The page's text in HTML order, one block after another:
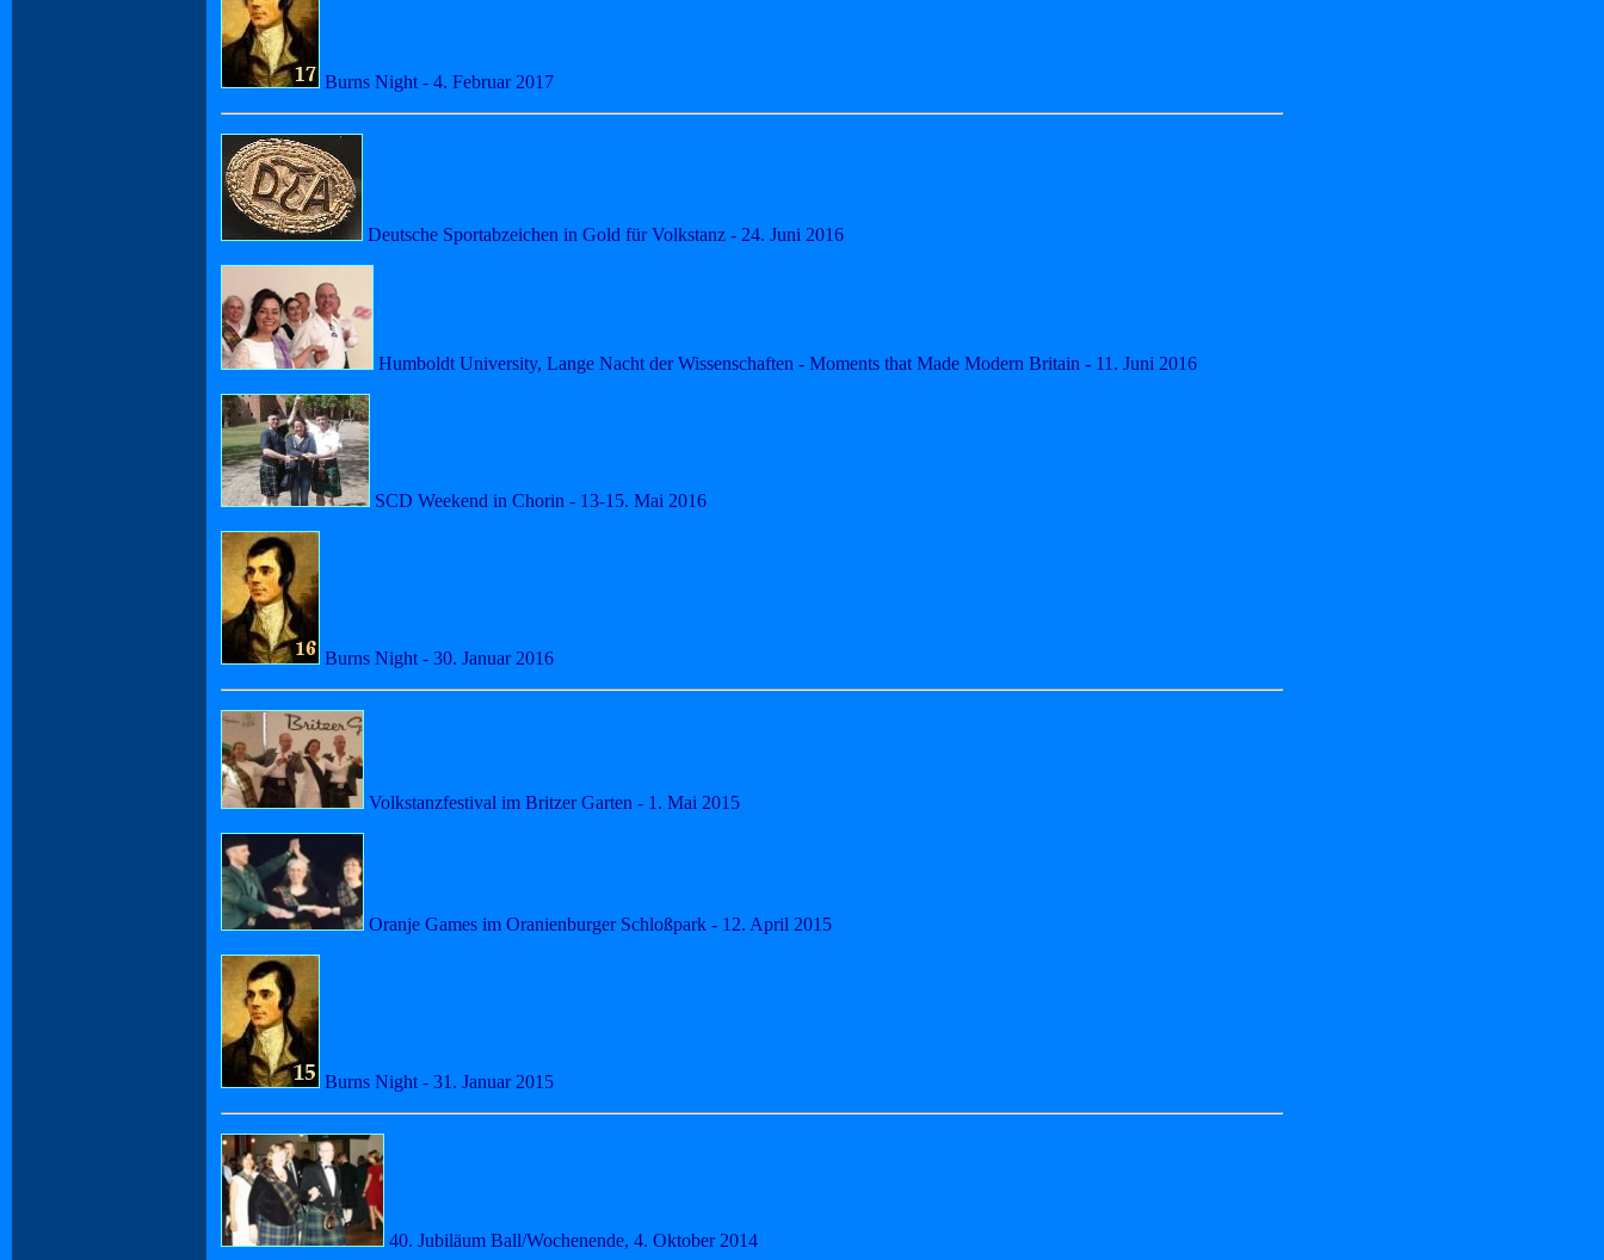
Burns Night - 4. Februar 2017
Deutsche Sportabzeichen in Gold für Volkstanz - 24. Juni 2016
Humboldt University, Lange Nacht der Wissenschaften - Moments that Made Modern Britain - 11. Juni 2016
SCD Weekend in Chorin - 13-15. Mai 2016
Burns Night - 30. Januar 2016
Volkstanzfestival im Britzer Garten - 1. Mai 2015
Oranje Games im Oranienburger Schloßpark - 12. April 2015
Burns Night - 31. Januar 2015
40. Jubiläum Ball/Wochenende, 4. Oktober 2014